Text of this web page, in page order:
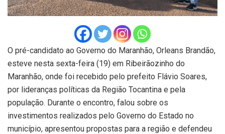
O pré-candidato ao Governo do Maranhão, Orleans Brandão,
esteve nesta sexta-feira (19) em Ribeirãozinho do
Maranhão, onde foi recebido pelo prefeito Flávio Soares,
por lideranças políticas da Região Tocantina e pela
população. Durante o encontro, falou sobre os
investimentos realizados pelo Governo do Estado no
município, apresentou propostas para a região e defendeu